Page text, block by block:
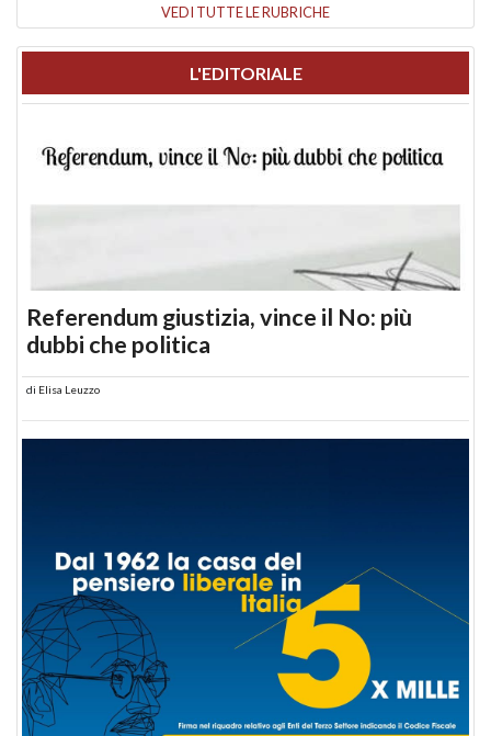
VEDI TUTTE LE RUBRICHE
L'EDITORIALE
Referendum giustizia, vince il No: più
dubbi che politica
di Elisa Leuzzo